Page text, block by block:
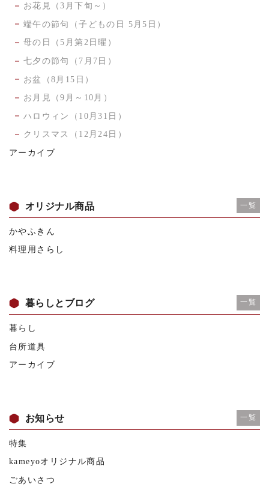
お花見（3月下旬～）
端午の節句（子どもの日 5月5日）
母の日（5月第2日曜）
七夕の節句（7月7日）
お盆（8月15日）
お月見（9月～10月）
ハロウィン（10月31日）
クリスマス（12月24日）
アーカイブ
オリジナル商品 一覧
かやふきん
料理用さらし
暮らしとブログ 一覧
暮らし
台所道具
アーカイブ
お知らせ 一覧
特集
kameyoオリジナル商品
ごあいさつ